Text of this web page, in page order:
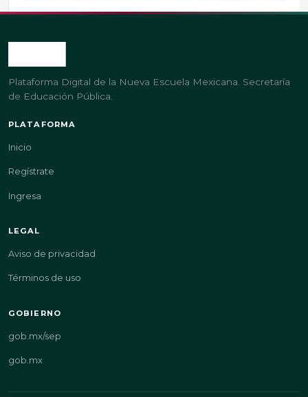
Plataforma Digital de la Nueva Escuela Mexicana. Secretaría
de Educación Pública.
PLATAFORMA
Inicio
Regístrate
Ingresa
LEGAL
Aviso de privacidad
Términos de uso
GOBIERNO
gob.mx/sep
gob.mx